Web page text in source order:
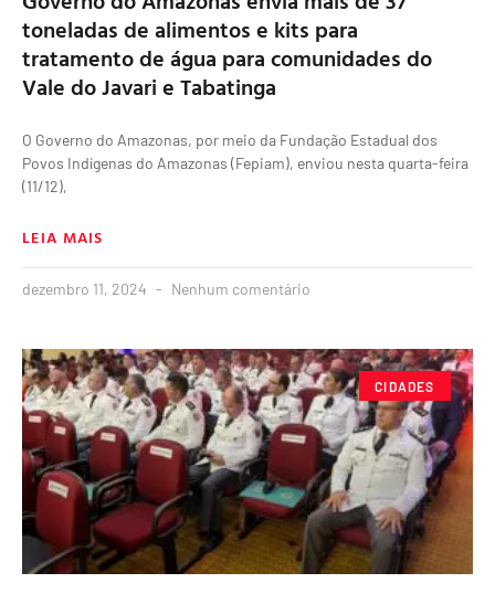
toneladas de alimentos e kits para
tratamento de água para comunidades do
Vale do Javari e Tabatinga
O Governo do Amazonas, por meio da Fundação Estadual dos
Povos Indígenas do Amazonas (Fepiam), enviou nesta quarta-feira
(11/12),
LEIA MAIS
dezembro 11, 2024 Nenhum comentário
CIDADES